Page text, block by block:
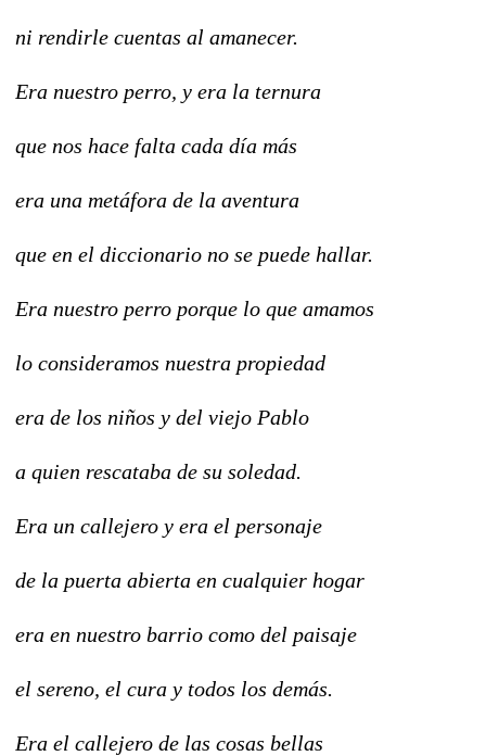
ni rendirle cuentas al amanecer.
Era nuestro perro, y era la ternura
que nos hace falta cada día más
era una metáfora de la aventura
que en el diccionario no se puede hallar.
Era nuestro perro porque lo que amamos
lo consideramos nuestra propiedad
era de los niños y del viejo Pablo
a quien rescataba de su soledad.
Era un callejero y era el personaje
de la puerta abierta en cualquier hogar
era en nuestro barrio como del paisaje
el sereno, el cura y todos los demás.
Era el callejero de las cosas bellas